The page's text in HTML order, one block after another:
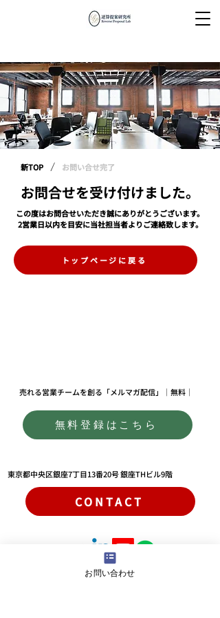
新TOP / お問い合せ完了
お問合せを受け付けました。
この度はお問合せいただき誠にありがとうございます。
2営業日以内を目安に当社担当者よりご連絡致します。
トップページに戻る
​売れる営業チームを創る「メルマガ配信」｜無料｜
無料登録はこちら
東京都中央区銀座7丁目13番20号 銀座THビル9階
CONTACT
お問い合わせ